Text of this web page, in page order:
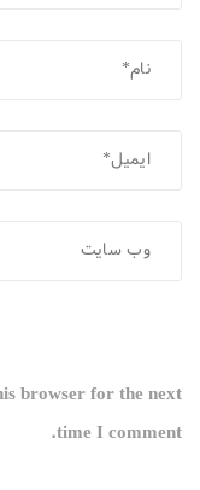
browser for the next
time I comment.